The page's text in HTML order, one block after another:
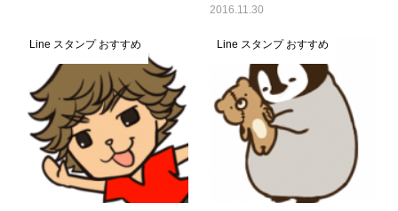
2016.11.30
Line スタンプ おすすめ Line スタンプ おすすめ